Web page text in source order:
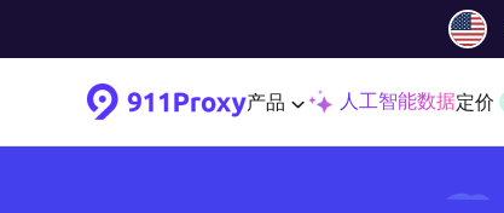
产品 人工智能数据定价